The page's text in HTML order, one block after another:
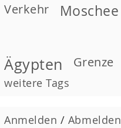
Verkehr Moschee
Ägypten Grenze
weitere Tags
Anmelden / Abmelden